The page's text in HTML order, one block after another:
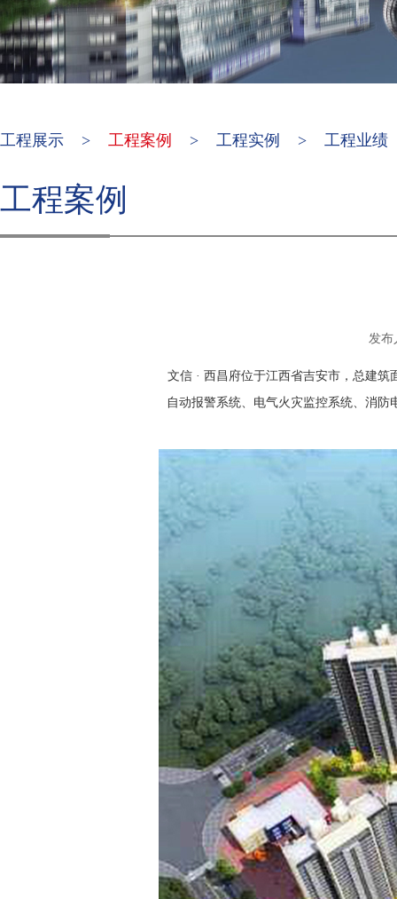
工程展示 > 工程案例 > 工程实例 > 工程业绩
工程案例
发布
文信 · 西昌府位于江西省吉安市，总建筑
自动报警系统、电气火灾监控系统、消防